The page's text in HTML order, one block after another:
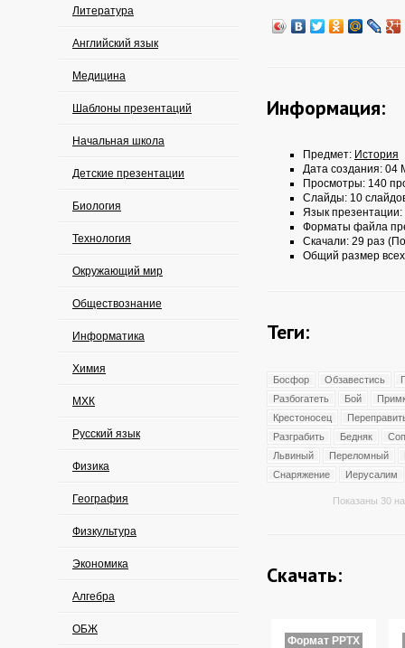
Литература
Английский язык
Медицина
Шаблоны презентаций
Начальная школа
Детские презентации
Биология
Технология
Окружающий мир
Обществознание
Информатика
Химия
МХК
Русский язык
Физика
География
Физкультура
Экономика
Алгебра
ОБЖ
Информация:
Предмет: История
Дата создания: 04
Просмотры: 140
Слайды: 10
Язык презентации:
Форматы файла
Скачали: 29 раз
Общий размер
Теги:
Босфор Обзавестись
Разбогатеть
Бой
Крестоносец
Разграбить
Бедняк
Львиный
Переломный
Снаряжение
Иерусалим
Показаны 30
Скачать:
Формат PPTX